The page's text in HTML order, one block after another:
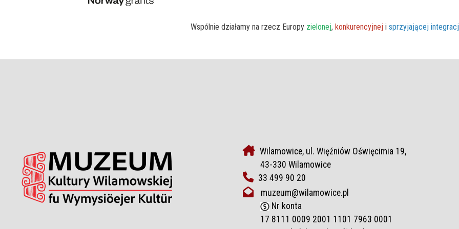
Wspólnie działamy na rzecz Europy zielonej, konkurencyjneji sprzyjającej
Wilamowice, ul. Więźniów Oświęcimia 19,
43-330 Wilamowice
33 499 90 20
muzeum@wilamowice.pl
Nr konta
17 8111 0009 2001 1101 7963 0001